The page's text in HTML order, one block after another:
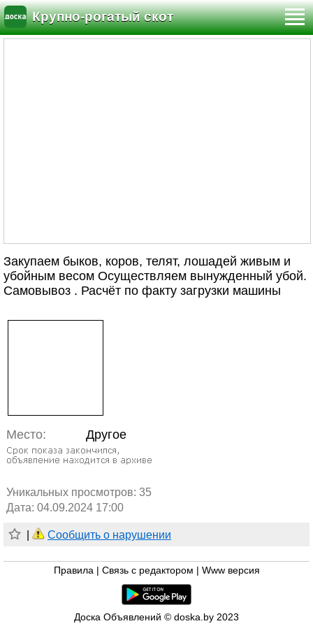
Крупно-рогатый скот
Закупаем быков, коров, телят, лошадей живым и
убойным весом Осуществляем вынужденный убой.
Самовывоз . Расчёт по факту загрузки машины
Место: Другое
Уникальных просмотров: 35
Дата: 04.09.2024 17:00
Сообщить о нарушении
Правила Связь с редактором Www версия
Доска Объявлений © doska.by 2023